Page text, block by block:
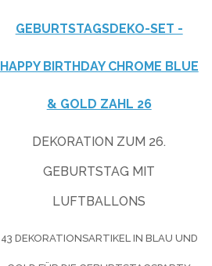
GEBURTSTAGSDEKO-SET -
HAPPY BIRTHDAY CHROME BLUE
& GOLD ZAHL 26
DEKORATION ZUM 26.
GEBURTSTAG MIT
LUFTBALLONS
43 DEKORATIONSARTIKEL IN BLAU UND